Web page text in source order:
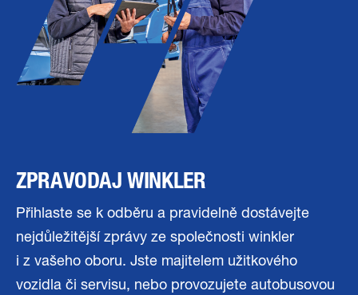
ZPRAVODAJ WINKLER
Přihlaste se k odběru a pravidelně dostávejte
nejdůležitější zprávy ze společnosti winkler
i z vašeho oboru. Jste majitelem užitkového
vozidla či servisu, nebo provozujete autobusovou